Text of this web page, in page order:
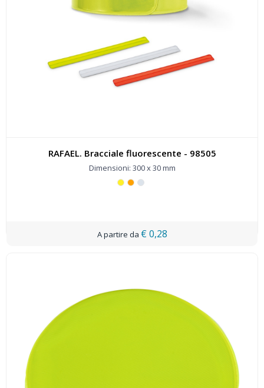
RAFAEL. Bracciale fluorescente - 98505
Dimensioni: 300 x 30 mm
€ 0,28